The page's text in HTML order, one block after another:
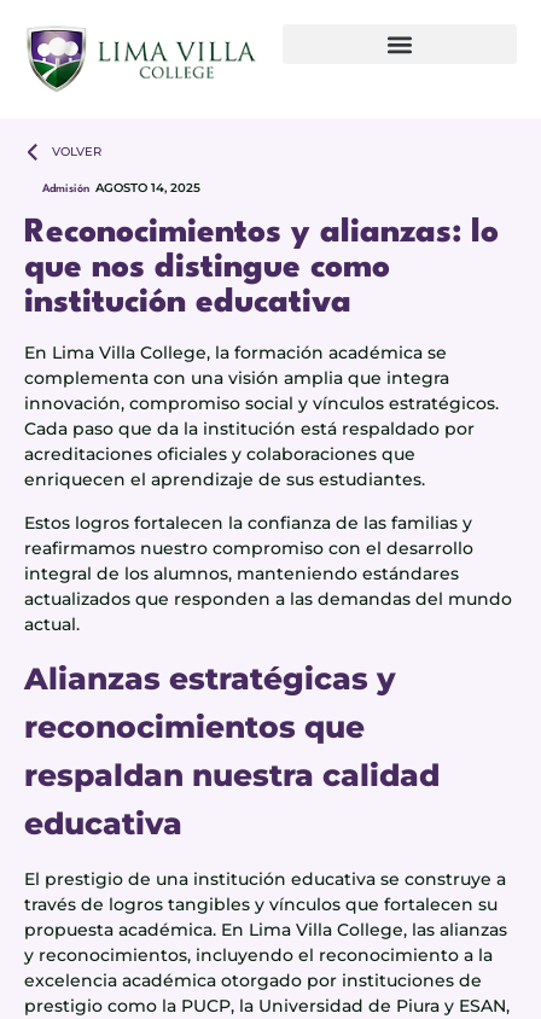
VOLVER
Admisión AGOSTO 14, 2025
Reconocimientos y alianzas: lo
que nos distingue como
institución educativa
En Lima Villa College, la formación académica se
complementa con una visión amplia que integra
innovación, compromiso social y vínculos estratégicos.
Cada paso que da la institución está respaldado por
acreditaciones oficiales y colaboraciones que
enriquecen el aprendizaje de sus estudiantes.
Estos logros fortalecen la confianza de las familias y
reafirmamos nuestro compromiso con el desarrollo
integral de los alumnos, manteniendo estándares
actualizados que responden a las demandas del mundo
actual.
Alianzas estratégicas y
reconocimientos que
respaldan nuestra calidad
educativa
El prestigio de una institución educativa se construye a
través de logros tangibles y vínculos que fortalecen su
propuesta académica. En Lima Villa College, las alianzas
y reconocimientos, incluyendo el reconocimiento a la
excelencia académica otorgado por instituciones de
prestigio como la PUCP, la Universidad de Piura y ESAN,